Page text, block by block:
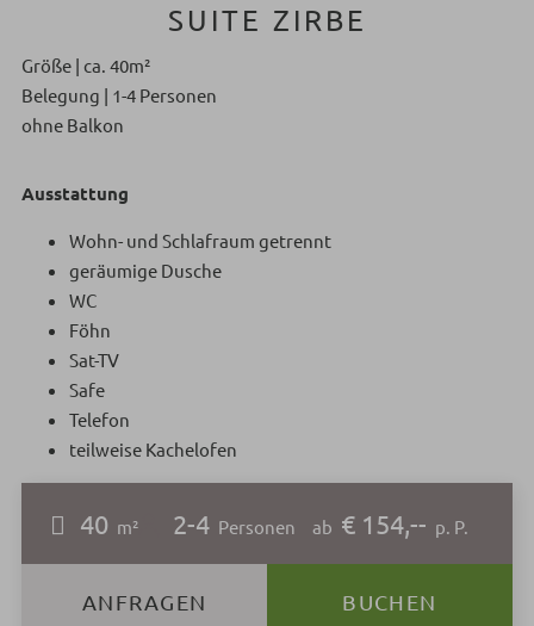
SUITE ZIRBE
Größe | ca. 40m²
Belegung | 1-4 Personen
ohne Balkon
Ausstattung
Wohn- und Schlafraum getrennt
geräumige Dusche
WC
Föhn
Sat-TV
Safe
Telefon
teilweise Kachelofen
40 m² 2-4 Personen ab € 154,-- p. P.
ANFRAGEN BUCHEN